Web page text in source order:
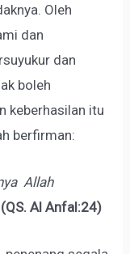
Oleh
dan
dan
boleh
keberhasilan itu
berfirman:
Allah
(QS. Al Anfal:24)